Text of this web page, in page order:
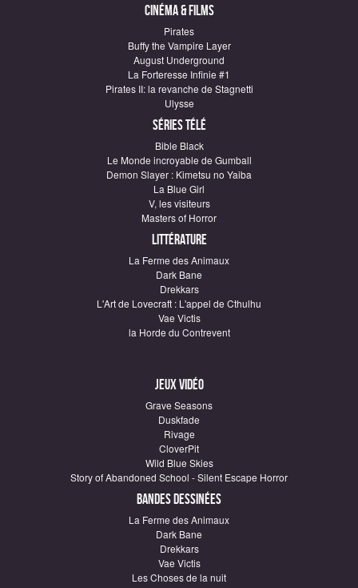
Cinéma & Films
Pirates
Buffy the Vampire Layer
August Underground
La Forteresse Infinie #1
Pirates II: la revanche de Stagnetti
Ulysse
Séries télé
Bible Black
Le Monde incroyable de Gumball
Demon Slayer : Kimetsu no Yaiba
La Blue Girl
V, les visiteurs
Masters of Horror
Littérature
La Ferme des Animaux
Dark Bane
Drekkars
L'Art de Lovecraft : L'appel de Cthulhu
Vae Victis
la Horde du Contrevent
Jeux vidéo
Grave Seasons
Duskfade
Rivage
CloverPit
Wild Blue Skies
Story of Abandoned School - Silent Escape Horror
Bandes dessinées
La Ferme des Animaux
Dark Bane
Drekkars
Vae Victis
Les Choses de la nuit